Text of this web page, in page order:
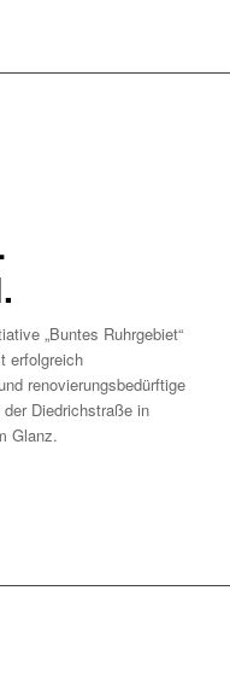
„Buntes Ruhrgebiet“
erfolgreich
renovierungsbedürftige
Diedrichstraße in
Glanz.